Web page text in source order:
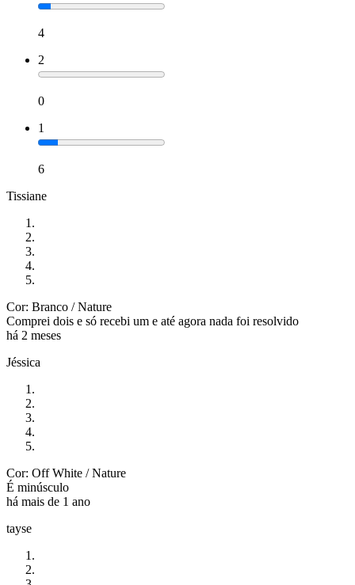
4
2
0
1
6
Tissiane
Cor: Branco / Nature
Comprei dois e só recebi um e até agora nada foi resolvido
há 2 meses
Jéssica
Cor: Off White / Nature
É minúsculo
há mais de 1 ano
tayse